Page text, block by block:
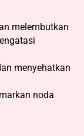
melembutkan
menyehatkan
noda